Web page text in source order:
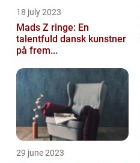
18 july 2023
Mads Z ringe: En
talentfuld dansk kunstner
på frem...
29 june 2023